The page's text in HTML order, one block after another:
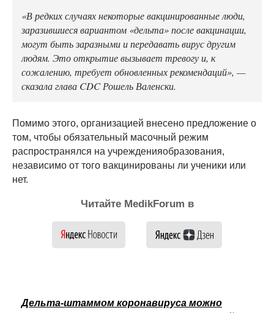
«В редких случаях некоторые вакцинированные люди,
заразившиеся вариантом «дельта» после вакцинации,
могут быть заразными и передавать вирус другим
людям. Это открытие вызывает тревогу и, к
сожалению, требует обновленных рекомендаций», —
сказала глава CDC Рошель Валенски.
Помимо этого, организацией внесено предложение о
том, чтобы обязательный масочный режим
распространялся на учрежденияобразования,
независимо от того вакцинированы ли ученики или
нет.
Читайте MedikForum в
Дельта-штаммом коронавируса можно